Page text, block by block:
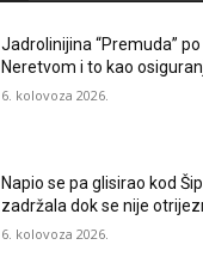
Jadrolinijina “Premuda”
Neretvom i to kao
6. kolovoza 2026.
Napio se pa glisirao kod
zadržala dok se nije
6. kolovoza 2026.